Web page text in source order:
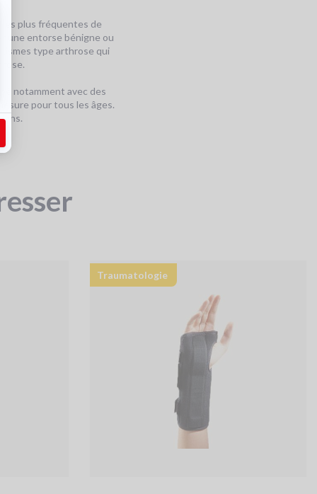
les plus fréquentes de
une entorse bénigne ou
type arthrose qui
notamment avec des
pour tous les âges.
Traumatologie